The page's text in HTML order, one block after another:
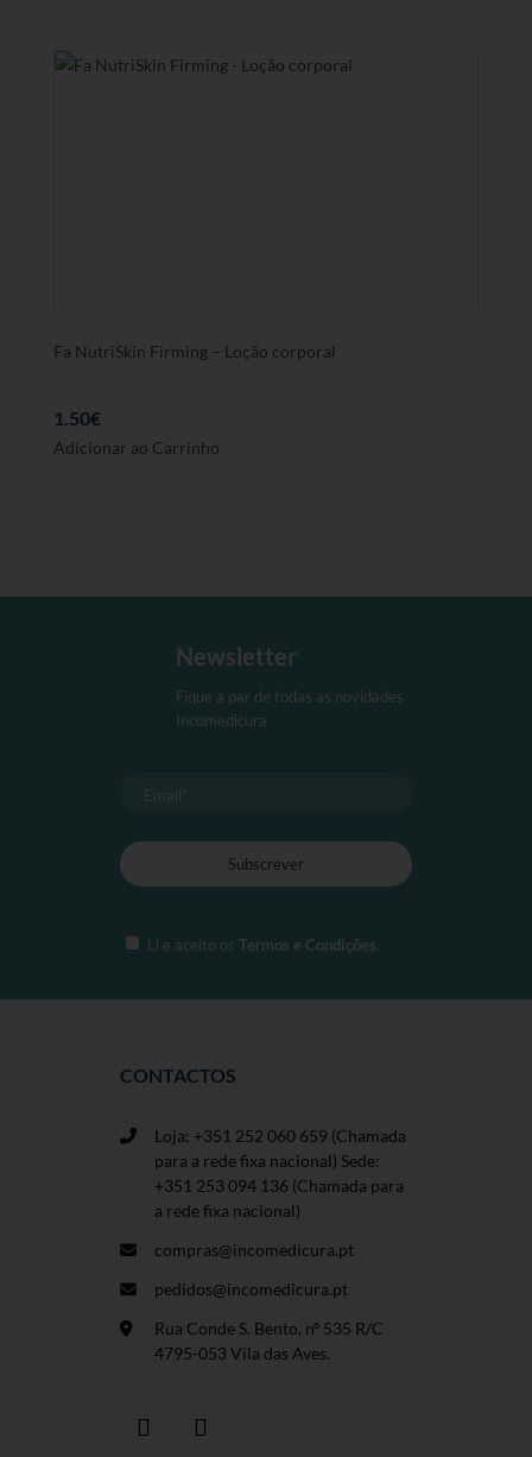
Fa NutriSkin Firming – Loção corporal
1.50€
Adicionar ao Carrinho
Newsletter
Fique a par de todas as novidades
Incomedicura
Li e aceito os Termos e Condições.
CONTACTOS
Loja: +351 252 060 659 (Chamada
para a rede fixa nacional) Sede:
+351 253 094 136 (Chamada para
a rede fixa nacional)
compras@incomedicura.pt
pedidos@incomedicura.pt
Rua Conde S. Bento, nº 535 R/C
4795-053 Vila das Aves.